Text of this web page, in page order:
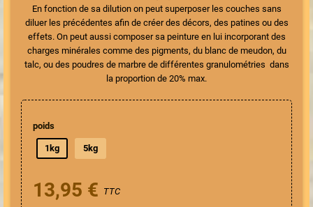
En fonction de sa dilution on peut superposer les couches sans
diluer les précédentes afin de créer des décors, des patines ou des
effets. On peut aussi composer sa peinture en lui incorporant des
charges minérales comme des pigments, du blanc de meudon, du
talc, ou des poudres de marbre de différentes granulométries dans
la proportion de 20% max.
poids
1kg 5kg
13,95 € TTC